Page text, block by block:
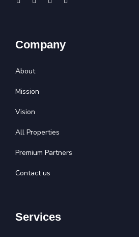
Company
About
Mission
Vision
All Properties
Premium Partners
Contact us
Services